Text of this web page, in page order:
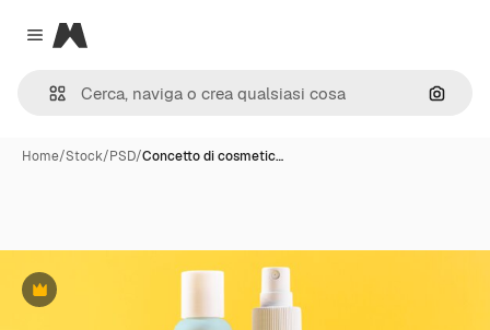
Close menu
Magnific
Cerca
Home/Stock/PSD/Concetto di cosmetic…
Premium